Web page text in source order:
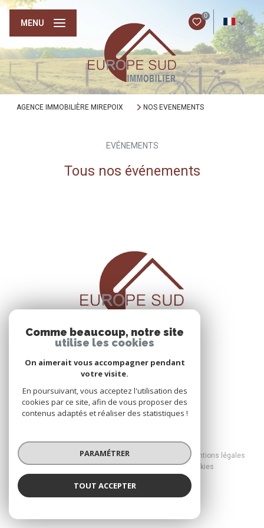
0
FR
MENU
AGENCE IMMOBILIÈRE MIREPOIX NOS EVENEMENTS
EVÉNEMENTS
Tous nos événements
© 2026 | Tous droits réservés
Nos honoraires
Nos partenaires
Mentions légales
Admin
Politique RGPD Cookies
Comme beaucoup, notre site
utilise les cookies
On aimerait vous accompagner pendant
votre visite.
En poursuivant, vous acceptez l'utilisation des
cookies par ce site, afin de vous proposer des
contenus adaptés et réaliser des statistiques !
PARAMÉTRER
TOUT ACCEPTER